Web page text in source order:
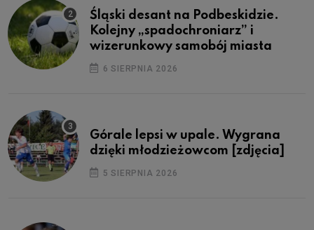
Śląski desant na Podbeskidzie.
Kolejny „spadochroniarz” i
wizerunkowy samobój miasta
6 SIERPNIA 2026
Górale lepsi w upale. Wygrana
dzięki młodzieżowcom [zdjęcia]
5 SIERPNIA 2026